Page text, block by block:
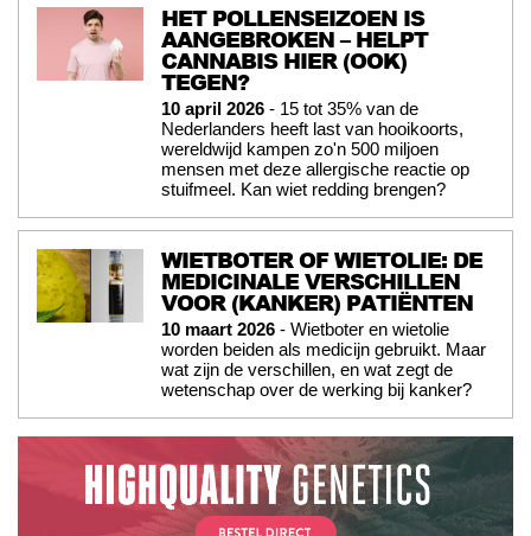
HET POLLENSEIZOEN IS
AANGEBROKEN – HELPT
CANNABIS HIER (OOK)
TEGEN?
10 april 2026 - 15 tot 35% van de
Nederlanders heeft last van hooikoorts,
wereldwijd kampen zo'n 500 miljoen
mensen met deze allergische reactie op
stuifmeel. Kan wiet redding brengen?
WIETBOTER OF WIETOLIE: DE
MEDICINALE VERSCHILLEN
VOOR (KANKER) PATIËNTEN
10 maart 2026 - Wietboter en wietolie
worden beiden als medicijn gebruikt. Maar
wat zijn de verschillen, en wat zegt de
wetenschap over de werking bij kanker?